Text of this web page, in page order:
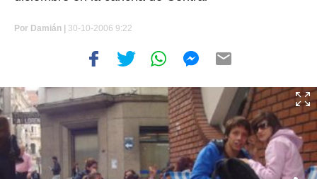
Por Damián | 30-10-2006 9:22